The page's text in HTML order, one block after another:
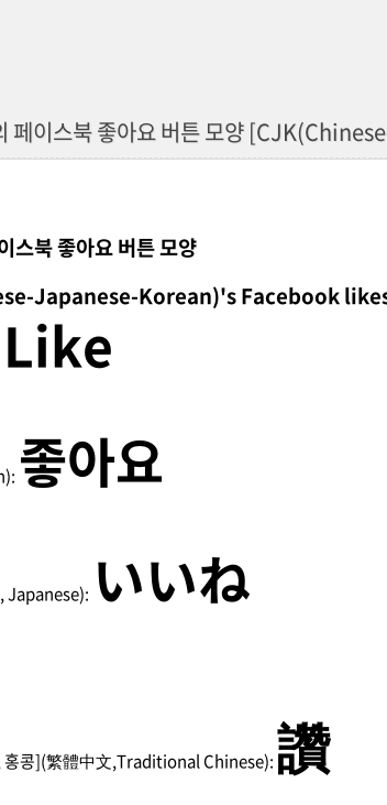
페이스북 좋아요 버튼 모양
스북 좋아요 버튼 모양
Japanese-Korean)'s Facebook
Like
좋아요
Japanese): いいね
홍콩](繁體中文,Traditional Chinese):讚